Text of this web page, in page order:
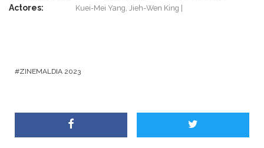
Actores: Kuei-Mei Yang, Jieh-Wen King
ZINEMALDIA 2023